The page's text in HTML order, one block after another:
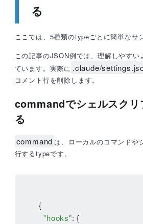
る
ここでは、5種類のtypeごとに簡単なサ
この記事のJSON例では、理解しやすい
ています。実際に .claude/
コメント行を削除します。
commandでシェルスクリ
る
command は、ローカルのコマンドや
行するtypeです。
{
"hooks": {